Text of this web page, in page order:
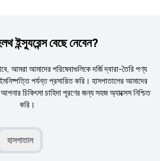
ইন্স্যুরেন্স বেছে নেবেন?
আমরা আমাদের পরিষেবাগুলিকে দর্জি দ্বারা-তৈরি পণ্য
পর্যন্ত প্রসারিত করি। হাসপাতালের আমাদের
চিকিৎসা চাহিদা পূরণের জন্য সহজ অ্যাক্সেস নিশ্চিত
করি।
হাসপাতাল